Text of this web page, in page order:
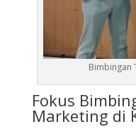
Bimbingan
Fokus
Marketing di